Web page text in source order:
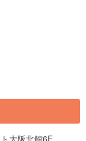
大阪北館6F